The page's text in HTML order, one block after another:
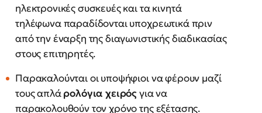
ηλεκτρονικές συσκευές και τα κινητά
τηλέφωνα παραδίδονται υποχρεωτικά πριν
από την έναρξη της διαγωνιστικής διαδικασίας
στους επιτηρητές.
Παρακαλούνται οι υποψήφιοι να φέρουν μαζί
τους απλάρολόγια χειρόςγια να
παρακολουθούν τον χρόνο της εξέτασης.